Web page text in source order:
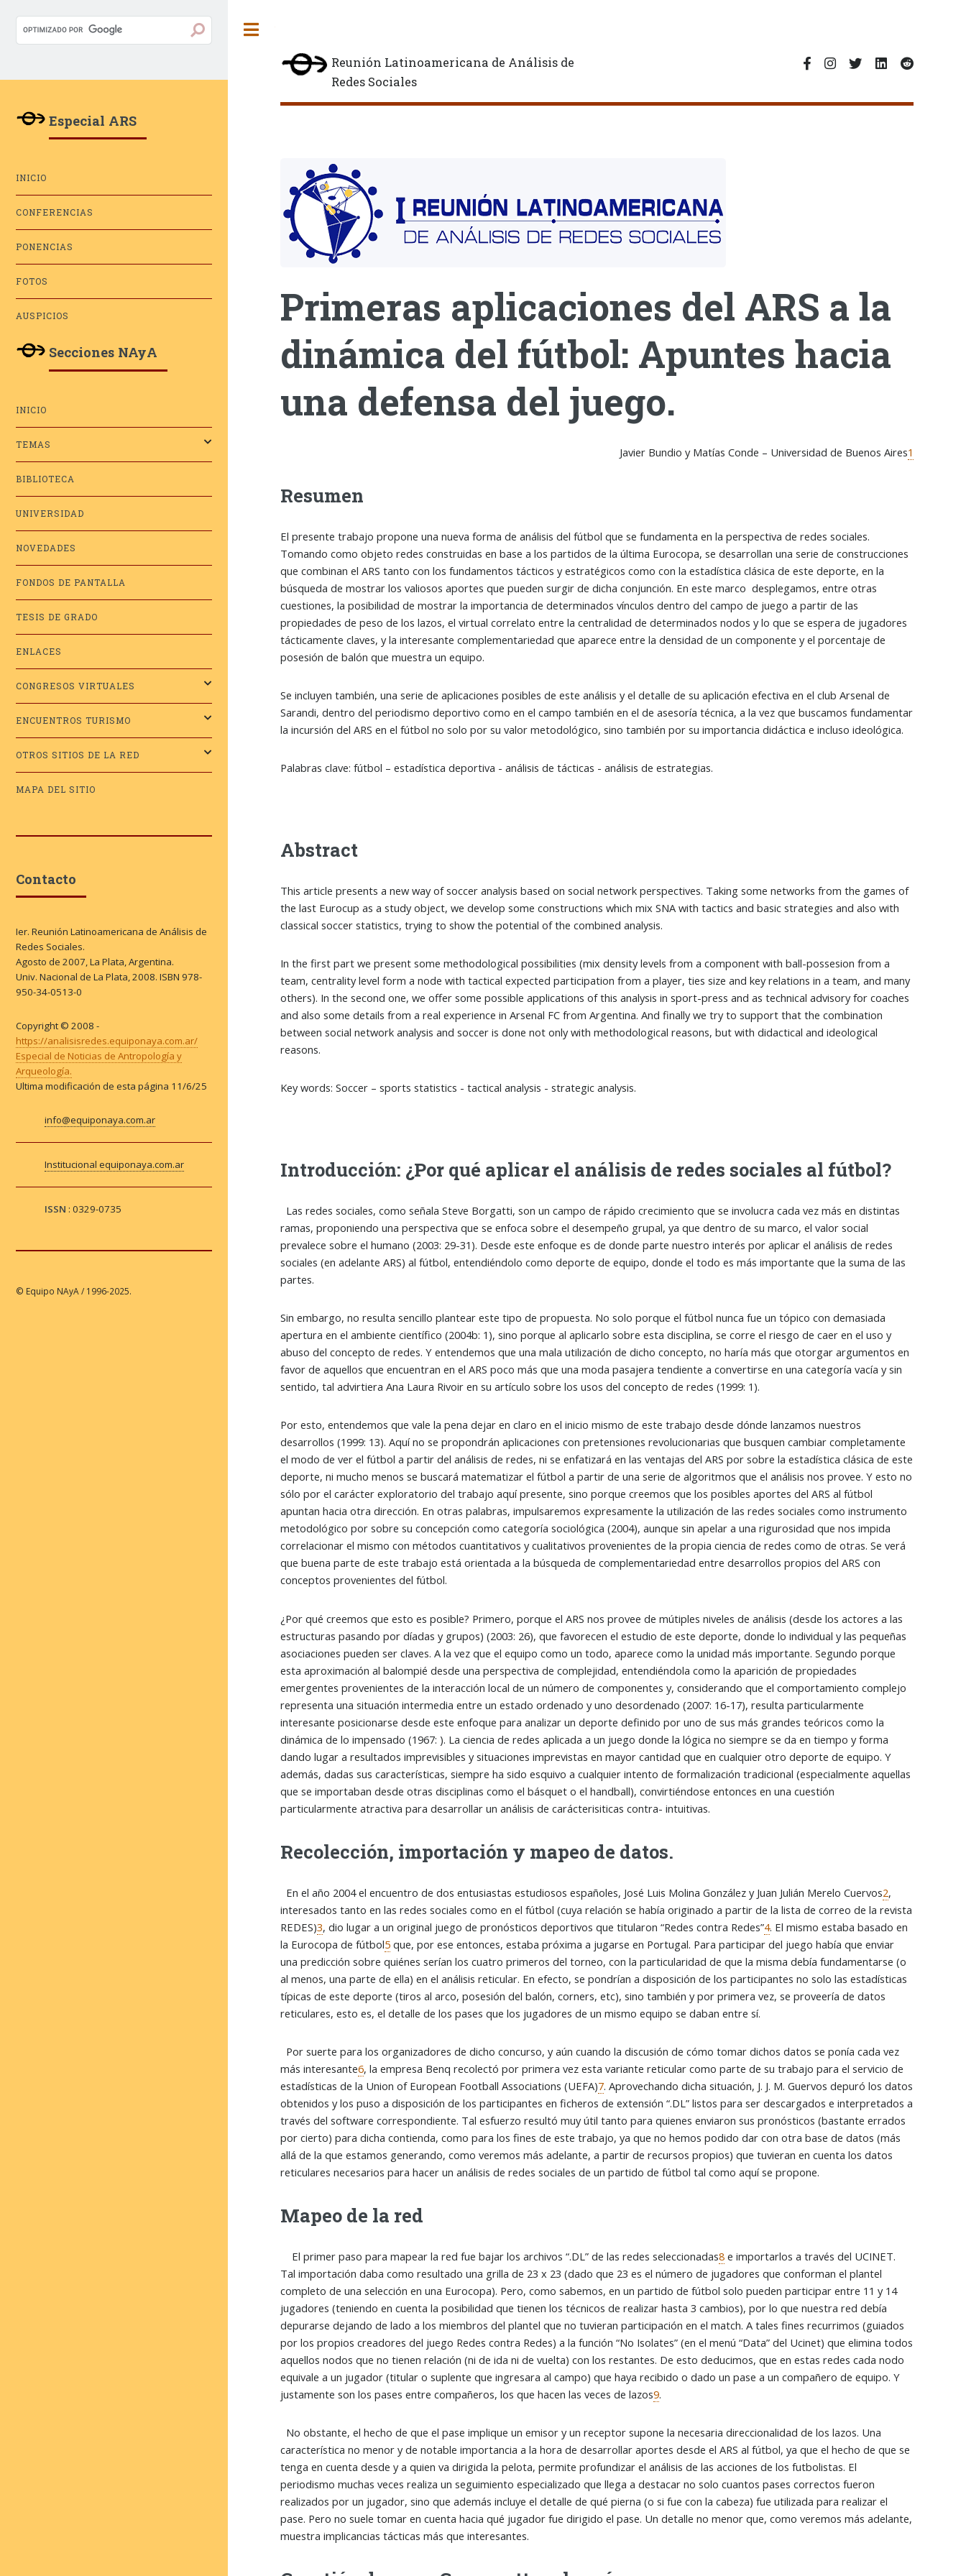
Reunión Latinoamericana de Análisis de
Redes Sociales
Primeras aplicaciones del ARS a la
dinámica del fútbol: Apuntes hacia
una defensa del juego.
Javier Bundio y Matías Conde – Universidad de Buenos Aires1
Resumen
El presente trabajo propone una nueva forma de análisis del fútbol que se fundamenta en la perspectiva de redes sociales.
Tomando como objeto redes construidas en base a los partidos de la última Eurocopa, se desarrollan una serie de construcciones
que combinan el ARS tanto con los fundamentos tácticos y estratégicos como con la estadística clásica de este deporte, en la
búsqueda de mostrar los valiosos aportes que pueden surgir de dicha conjunción. En este marco desplegamos, entre otras
cuestiones, la posibilidad de mostrar la importancia de determinados vínculos dentro del campo de juego a partir de las
propiedades de peso de los lazos, el virtual correlato entre la centralidad de determinados nodos y lo que se espera de jugadores
tácticamente claves, y la interesante complementariedad que aparece entre la densidad de un componente y el porcentaje de
posesión de balón que muestra un equipo.
Se incluyen también, una serie de aplicaciones posibles de este análisis y el detalle de su aplicación efectiva en el club Arsenal de
Sarandi, dentro del periodismo deportivo como en el campo también en el de asesoría técnica, a la vez que buscamos fundamentar
la incursión del ARS en el fútbol no solo por su valor metodológico, sino también por su importancia didáctica e incluso ideológica.
Palabras clave: fútbol – estadística deportiva - análisis de tácticas - análisis de estrategias.
Abstract
This article presents a new way of soccer analysis based on social network perspectives. Taking some networks from the games of
the last Eurocup as a study object, we develop some constructions which mix SNA with tactics and basic strategies and also with
classical soccer statistics, trying to show the potential of the combined analysis.
In the first part we present some methodological possibilities (mix density levels from a component with ball-possesion from a
team, centrality level form a node with tactical expected participation from a player, ties size and key relations in a team, and many
others). In the second one, we offer some possible applications of this analysis in sport-press and as technical advisory for coaches
and also some details from a real experience in Arsenal FC from Argentina. And finally we try to support that the combination
between social network analysis and soccer is done not only with methodological reasons, but with didactical and ideological
reasons.
Key words: Soccer – sports statistics - tactical analysis - strategic analysis.
Introducción: ¿Por qué aplicar el análisis de redes sociales al fútbol?
Las redes sociales, como señala Steve Borgatti, son un campo de rápido crecimiento que se involucra cada vez más en distintas
ramas, proponiendo una perspectiva que se enfoca sobre el desempeño grupal, ya que dentro de su marco, el valor social
prevalece sobre el humano (2003: 29-31). Desde este enfoque es de donde parte nuestro interés por aplicar el análisis de redes
sociales (en adelante ARS) al fútbol, entendiéndolo como deporte de equipo, donde el todo es más importante que la suma de las
partes.
Sin embargo, no resulta sencillo plantear este tipo de propuesta. No solo porque el fútbol nunca fue un tópico con demasiada
apertura en el ambiente científico (2004b: 1), sino porque al aplicarlo sobre esta disciplina, se corre el riesgo de caer en el uso y
abuso del concepto de redes. Y entendemos que una mala utilización de dicho concepto, no haría más que otorgar argumentos en
favor de aquellos que encuentran en el ARS poco más que una moda pasajera tendiente a convertirse en una categoría vacía y sin
sentido, tal advirtiera Ana Laura Rivoir en su artículo sobre los usos del concepto de redes (1999: 1).
Por esto, entendemos que vale la pena dejar en claro en el inicio mismo de este trabajo desde dónde lanzamos nuestros
desarrollos (1999: 13). Aquí no se propondrán aplicaciones con pretensiones revolucionarias que busquen cambiar completamente
el modo de ver el fútbol a partir del análisis de redes, ni se enfatizará en las ventajas del ARS por sobre la estadística clásica de este
deporte, ni mucho menos se buscará matematizar el fútbol a partir de una serie de algoritmos que el análisis nos provee. Y esto no
sólo por el carácter exploratorio del trabajo aquí presente, sino porque creemos que los posibles aportes del ARS al fútbol
apuntan hacia otra dirección. En otras palabras, impulsaremos expresamente la utilización de las redes sociales como instrumento
metodológico por sobre su concepción como categoría sociológica (2004), aunque sin apelar a una rigurosidad que nos impida
correlacionar el mismo con métodos cuantitativos y cualitativos provenientes de la propia ciencia de redes como de otras. Se verá
que buena parte de este trabajo está orientada a la búsqueda de complementariedad entre desarrollos propios del ARS con
conceptos provenientes del fútbol.
¿Por qué creemos que esto es posible? Primero, porque el ARS nos provee de mútiples niveles de análisis (desde los actores a las
estructuras pasando por díadas y grupos) (2003: 26), que favorecen el estudio de este deporte, donde lo individual y las pequeñas
asociaciones pueden ser claves. A la vez que el equipo como un todo, aparece como la unidad más importante. Segundo porque
esta aproximación al balompié desde una perspectiva de complejidad, entendiéndola como la aparición de propiedades
emergentes provenientes de la interacción local de un número de componentes y, considerando que el comportamiento complejo
representa una situación intermedia entre un estado ordenado y uno desordenado (2007: 16-17), resulta particularmente
interesante posicionarse desde este enfoque para analizar un deporte definido por uno de sus más grandes teóricos como la
dinámica de lo impensado (1967: ). La ciencia de redes aplicada a un juego donde la lógica no siempre se da en tiempo y forma
dando lugar a resultados imprevisibles y situaciones imprevistas en mayor cantidad que en cualquier otro deporte de equipo. Y
además, dadas sus características, siempre ha sido esquivo a cualquier intento de formalización tradicional (especialmente aquellas
que se importaban desde otras disciplinas como el básquet o el handball), convirtiéndose entonces en una cuestión
particularmente atractiva para desarrollar un análisis de carácterisiticas contra- intuitivas.
Recolección, importación y mapeo de datos.
En el año 2004 el encuentro de dos entusiastas estudiosos españoles, José Luis Molina González y Juan Julián Merelo Cuervos2,
interesados tanto en las redes sociales como en el fútbol (cuya relación se había originado a partir de la lista de correo de la revista
REDES)3, dio lugar a un original juego de pronósticos deportivos que titularon “Redes contra Redes”4. El mismo estaba basado en
la Eurocopa de fútbol5 que, por ese entonces, estaba próxima a jugarse en Portugal. Para participar del juego había que enviar
una predicción sobre quiénes serían los cuatro primeros del torneo, con la particularidad de que la misma debía fundamentarse (o
al menos, una parte de ella) en el análisis reticular. En efecto, se pondrían a disposición de los participantes no solo las estadísticas
típicas de este deporte (tiros al arco, posesión del balón, corners, etc), sino también y por primera vez, se proveería de datos
reticulares, esto es, el detalle de los pases que los jugadores de un mismo equipo se daban entre sí.
Por suerte para los organizadores de dicho concurso, y aún cuando la discusión de cómo tomar dichos datos se ponía cada vez
más interesante6, la empresa Benq recolectó por primera vez esta variante reticular como parte de su trabajo para el servicio de
estadísticas de la Union of European Football Associations (UEFA)7. Aprovechando dicha situación, J. J. M. Guervos depuró los datos
obtenidos y los puso a disposición de los participantes en ficheros de extensión “.DL” listos para ser descargados e interpretados a
través del software correspondiente. Tal esfuerzo resultó muy útil tanto para quienes enviaron sus pronósticos (bastante errados
por cierto) para dicha contienda, como para los fines de este trabajo, ya que no hemos podido dar con otra base de datos (más
allá de la que estamos generando, como veremos más adelante, a partir de recursos propios) que tuvieran en cuenta los datos
reticulares necesarios para hacer un análisis de redes sociales de un partido de fútbol tal como aquí se propone.
Mapeo de la red
El primer paso para mapear la red fue bajar los archivos “.DL” de las redes seleccionadas8 e importarlos a través del UCINET.
Tal importación daba como resultado una grilla de 23 x 23 (dado que 23 es el número de jugadores que conforman el plantel
completo de una selección en una Eurocopa). Pero, como sabemos, en un partido de fútbol solo pueden participar entre 11 y 14
jugadores (teniendo en cuenta la posibilidad que tienen los técnicos de realizar hasta 3 cambios), por lo que nuestra red debía
depurarse dejando de lado a los miembros del plantel que no tuvieran participación en el match. A tales fines recurrimos (guiados
por los propios creadores del juego Redes contra Redes) a la función “No Isolates” (en el menú “Data” del Ucinet) que elimina todos
aquellos nodos que no tienen relación (ni de ida ni de vuelta) con los restantes. De esto deducimos, que en estas redes cada nodo
equivale a un jugador (titular o suplente que ingresara al campo) que haya recibido o dado un pase a un compañero de equipo. Y
justamente son los pases entre compañeros, los que hacen las veces de lazos9.
No obstante, el hecho de que el pase implique un emisor y un receptor supone la necesaria direccionalidad de los lazos. Una
característica no menor y de notable importancia a la hora de desarrollar aportes desde el ARS al fútbol, ya que el hecho de que se
tenga en cuenta desde y a quien va dirigida la pelota, permite profundizar el análisis de las acciones de los futbolistas. El
periodismo muchas veces realiza un seguimiento especializado que llega a destacar no solo cuantos pases correctos fueron
realizados por un jugador, sino que además incluye el detalle de qué pierna (o si fue con la cabeza) fue utilizada para realizar el
pase. Pero no suele tomar en cuenta hacia qué jugador fue dirigido el pase. Un detalle no menor que, como veremos más adelante,
muestra implicancias tácticas más que interesantes.
Especial ARS
INICIO
CONFERENCIAS
PONENCIAS
FOTOS
AUSPICIOS
Secciones NAyA
INICIO
TEMAS
BIBLIOTECA
UNIVERSIDAD
NOVEDADES
FONDOS DE PANTALLA
TESIS DE GRADO
ENLACES
CONGRESOS VIRTUALES
ENCUENTROS TURISMO
OTROS SITIOS DE LA RED
MAPA DEL SITIO
Contacto
Ier. Reunión Latinoamericana de Análisis de
Redes Sociales.
Agosto de 2007, La Plata, Argentina.
Univ. Nacional de La Plata, 2008. ISBN 978-
950-34-0513-0
Copyright © 2008 -
https://analisisredes.equiponaya.com.ar/
Especial de Noticias de Antropología y
Arqueología.
Ultima modificación de esta página 11/6/25
info@equiponaya.com.ar
Institucional equiponaya.com.ar
ISSN : 0329-0735
© Equipo NAyA / 1996-2025.
Toggle